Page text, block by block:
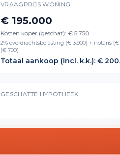
VRAAGPRIJS WONING
€ 195.000
Kosten koper (geschat): € 5.750
2% overdrachtsbelasting (€ 3.900) + notaris (€
(€ 700)
Totaal aankoop (incl. k.k.): €
GESCHATTE HYPOTHEEK